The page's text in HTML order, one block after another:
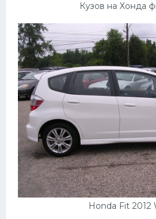
Кузов на Хонда
Honda Fit 2012